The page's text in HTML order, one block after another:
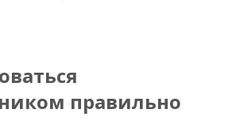
правильно